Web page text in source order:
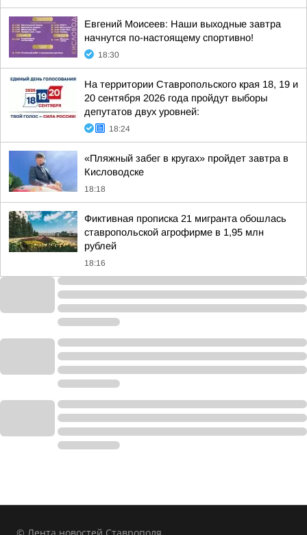
Евгений Моисеев: Наши выходные завтра
начнутся по-настоящему спортивно!
18:30
На территории Ставропольского края 18, 19 и
20 сентября 2026 года пройдут выборы
депутатов двух уровней:
18:24
«Пляжный забег в кругах» пройдет завтра в
Кисловодске
18:18
Фиктивная прописка 21 мигранта обошлась
ставропольской агрофирме в 1,95 млн
рублей
18:16